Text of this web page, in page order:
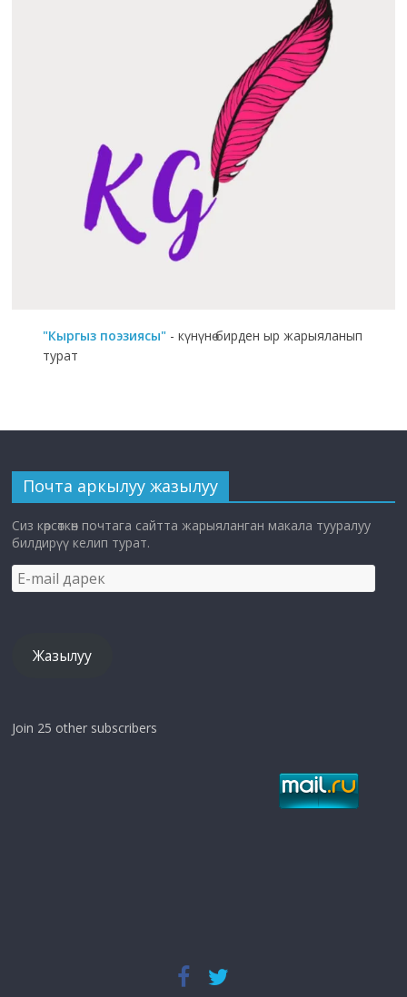
"Кыргыз поэзиясы" - күнүнө бирден ыр жарыяланып
турат
Почта аркылуу жазылуу
Сиз көрсөткөн почтага сайтта жарыяланган макала тууралуу
билдирүү келип турат.
E-
mail
Жазылуу
Join 25 other subscribers